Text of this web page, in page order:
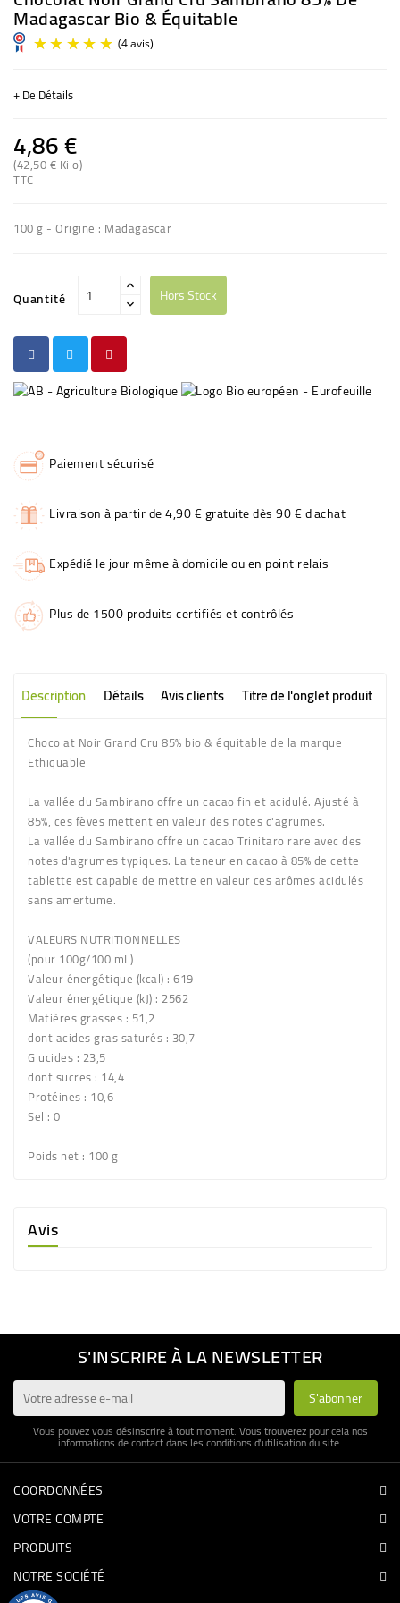
Madagascar Bio & Équitable
+ De Détails
4,86 €
(42,50 € Kilo)
TTC
100 g - Origine : Madagascar
Quantité Hors Stock
Paiement sécurisé
Livraison à partir de 4,90 € gratuite dès 90 € d'achat
Expédié le jour même à domicile ou en point relais
Plus de 1500 produits certifiés et contrôlés
Description Détails Avis clients Titre de l'onglet produit
Chocolat Noir Grand Cru 85% bio & équitable de la marque
Ethiquable
La vallée du Sambirano offre un cacao fin et acidulé. Ajusté à
85%, ces fèves mettent en valeur des notes d'agrumes.
La vallée du Sambirano offre un cacao Trinitaro rare avec des
notes d'agrumes typiques. La teneur en cacao à 85% de cette
tablette est capable de mettre en valeur ces arômes acidulés
sans amertume.
VALEURS NUTRITIONNELLES
(pour 100g/100 mL)
Valeur énergétique (kcal) : 619
Valeur énergétique (kJ) : 2562
Matières grasses : 51,2
dont acides gras saturés : 30,7
Glucides : 23,5
dont sucres : 14,4
Protéines : 10,6
Sel : 0
Poids net : 100 g
Avis
S'INSCRIRE À LA NEWSLETTER
Vous pouvez vous désinscrire à tout moment. Vous trouverez pour cela nos
informations de contact dans les conditions d'utilisation du site.
COORDONNÉES
VOTRE COMPTE
PRODUITS
NOTRE SOCIÉTÉ